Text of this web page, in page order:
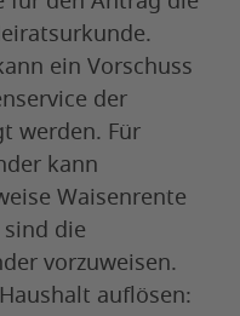
ein Vorschuss
der
werden. Für
kann
Waisenrente
die
vorzuweisen.
auflösen: